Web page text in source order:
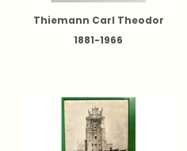
Thiemann Carl Theodor
1881-1966